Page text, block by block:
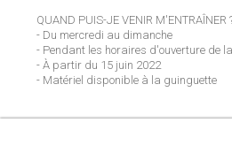
Weergave
QUAND PUIS-JE VENIR M'ENTRAÎNER
- Du mercredi au dimanche
- Pendant les horaires d'ouverture de
- À partir du 15 juin 2022
- Matériel disponible à la guinguette
Yamagata Tournament
13 feb. 2022| Japan